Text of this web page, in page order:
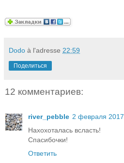
Dodo à l'adresse 22:59
Поделиться
12 комментариев:
river_pebble 2 февраля 2017
Нахохоталась всласть!
Спасибочки!
Ответить